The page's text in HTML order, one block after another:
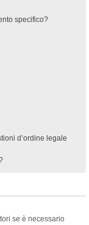
specifico?
d’ordine legale
se è necessario